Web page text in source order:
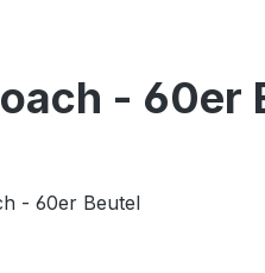
- 60er